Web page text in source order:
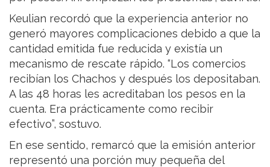
Keulian recordó que la experiencia anterior no
generó mayores complicaciones debido a que la
cantidad emitida fue reducida y existía un
mecanismo de rescate rápido. “Los comercios
recibían los Chachos y después los depositaban.
A las 48 horas les acreditaban los pesos en la
cuenta. Era prácticamente como recibir
efectivo”, sostuvo.
En ese sentido, remarcó que la emisión anterior
representó una porción muy pequeña del